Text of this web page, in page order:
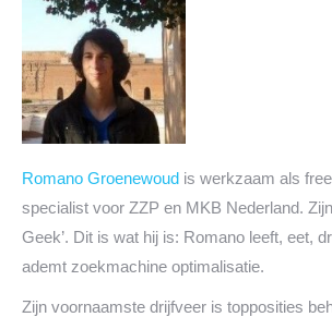
Romano Groenewoud is werkzaam als
specialist voor ZZP en MKB Nederland.
Geek’. Dit is wat hij is: Romano leeft, eet,
ademt zoekmachine optimalisatie.
Zijn voornaamste drijfveer is topposities